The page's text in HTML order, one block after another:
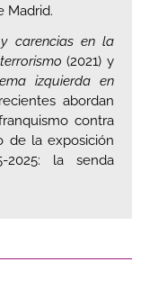
Madrid.
carencias en la
(2021) y
izquierda en
abordan
contra
de la exposición
2025: la senda